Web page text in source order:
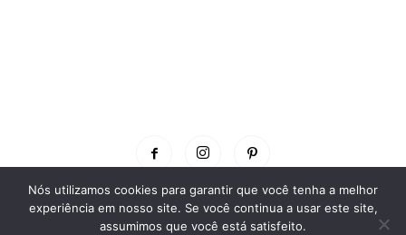
© 2026 SOS Professor Atividades. Todos os Direitos Reservados | Criado
Nós utilizamos cookies para garantir que você tenha a melhor
experiência em nosso site. Se você continua a usar este site,
assumimos que você está satisfeito.